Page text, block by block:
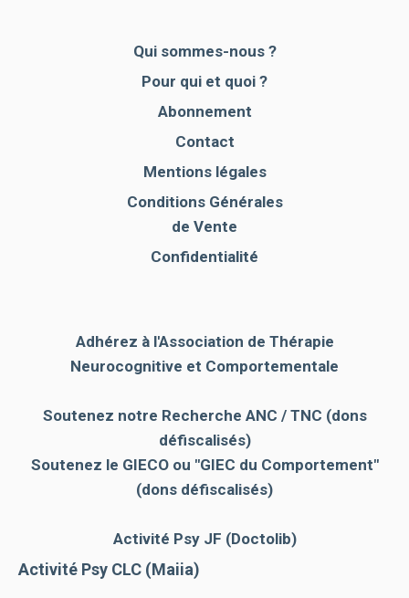
Qui sommes-nous ?
Pour qui et quoi ?
Abonnement
Contact
Mentions légales
Conditions Générales
de Vente
Confidentialité
Adhérez à l'Association de Thérapie
Neurocognitive et Comportementale
Soutenez notre Recherche ANC / TNC (dons
défiscalisés)
Soutenez le GIECOou "GIEC du Comportement"
(dons défiscalisés)
Activité Psy JF (Doctolib)
Activité Psy CLC (Maiia)